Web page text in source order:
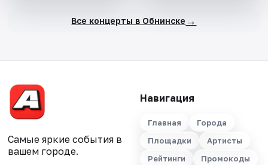
Все концерты в Обнинске →
Самые яркие события в
вашем городе.
Навигация
Главная
Города
Площадки
Артисты
Рейтинги
Промокоды